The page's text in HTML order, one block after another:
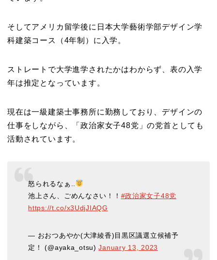
そしてアメリカ留学後に日本大学藝術学部デザイン学
科建築コース（4年制）に入学。
ストレートで大学進学されたかはわからず、表の入学
年は推定となっています。
現在は一級建築士事務所に勤務しており、デザインの
仕事をしながら、「政治家女子48党」の党首としても
活動されています。
怒られるなぁ..
池上さん、ごめんなさい！！ #政治家女子48党
https://t.co/x3UdjJIAQG
— おおつあやか(大津綾香)目黒区議選立候補予
定！ (@ayaka_otsu)January 13, 2023